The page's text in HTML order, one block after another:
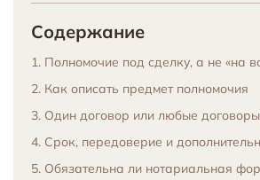
Содержание
1. Полномочие под сделку, а не «на
2. Как описать предмет полномочия
3. Один договор или любые
4. Срок, передоверие и
5. Обязательна ли нотариальная